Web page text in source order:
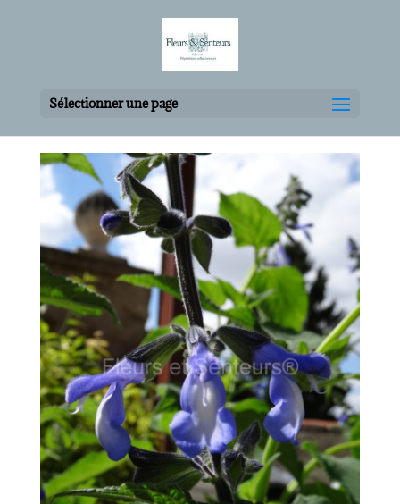
Sélectionner une page